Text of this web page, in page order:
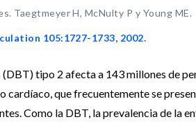
Taegtmeyer H, McNulty P y Young ME.
105:1727-1733, 2002.
tipo 2 afecta a 143 millones de
cardíaco, que frecuentemente se
Como la DBT, la prevalencia de la